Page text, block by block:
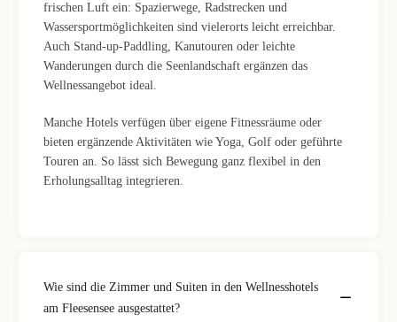
frischen Luft ein: Spazierwege, Radstrecken und
Wassersportmöglichkeiten sind vielerorts leicht erreichbar.
Auch Stand-up-Paddling, Kanutouren oder leichte
Wanderungen durch die Seenlandschaft ergänzen das
Wellnessangebot ideal.
Manche Hotels verfügen über eigene Fitnessräume oder
bieten ergänzende Aktivitäten wie Yoga, Golf oder geführte
Touren an. So lässt sich Bewegung ganz flexibel in den
Erholungsalltag integrieren.
Wie sind die Zimmer und Suiten in den Wellnesshotels
am Fleesensee ausgestattet?